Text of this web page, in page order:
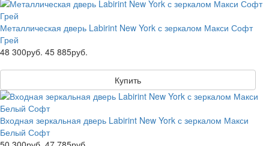
Металлическая дверь Labirint New York с зеркалом Макси Софт
Грей
48 300руб. 45 885руб.
Купить
Входная зеркальная дверь Labirint New York с зеркалом Макси
Белый Софт